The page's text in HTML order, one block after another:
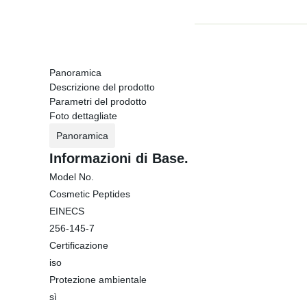
Panoramica
Descrizione del prodotto
Parametri del prodotto
Foto dettagliate
Panoramica
Informazioni di Base.
Model No.
Cosmetic Peptides
EINECS
256-145-7
Certificazione
iso
Protezione ambientale
sì